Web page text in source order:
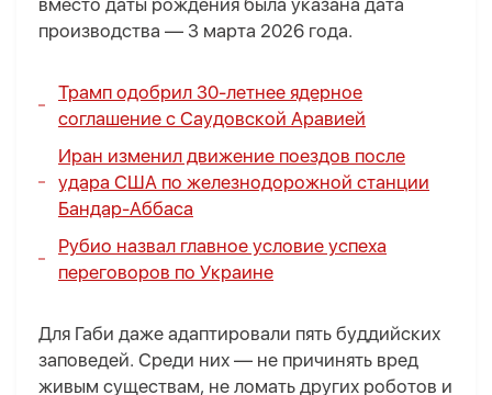
вместо даты рождения была указана дата
производства — 3 марта 2026 года.
Трамп одобрил 30-летнее ядерное
соглашение с Саудовской Аравией
Иран изменил движение поездов после
удара США по железнодорожной станции
Бандар-Аббаса
Рубио назвал главное условие успеха
переговоров по Украине
Для Габи даже адаптировали пять буддийских
заповедей. Среди них — не причинять вред
живым существам, не ломать других роботов и